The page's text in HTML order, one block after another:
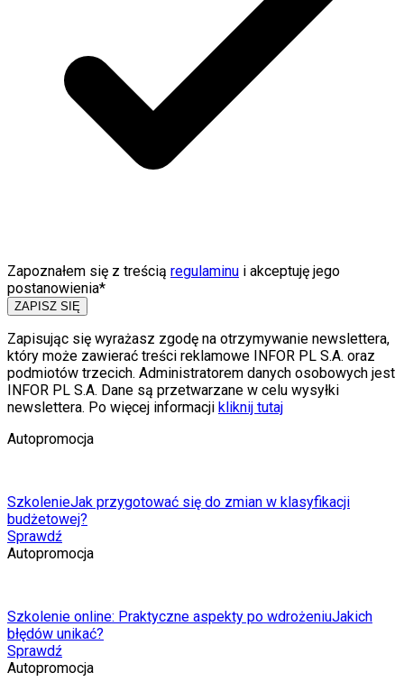
Zapoznałem się z treścią regulaminu i akceptuję jego
postanowienia*
ZAPISZ SIĘ
Zapisując się wyrażasz zgodę na otrzymywanie newslettera,
który może zawierać treści reklamowe INFOR PL S.A. oraz
podmiotów trzecich. Administratorem danych osobowych jest
INFOR PL S.A. Dane są przetwarzane w celu wysyłki
newslettera. Po więcej informacji kliknij tutaj
Autopromocja
SzkolenieJak przygotować się do zmian w klasyfikacji
budżetowej?
Sprawdź
Autopromocja
Szkolenie online: Praktyczne aspekty po wdrożeniuJakich
błędów unikać?
Sprawdź
Autopromocja